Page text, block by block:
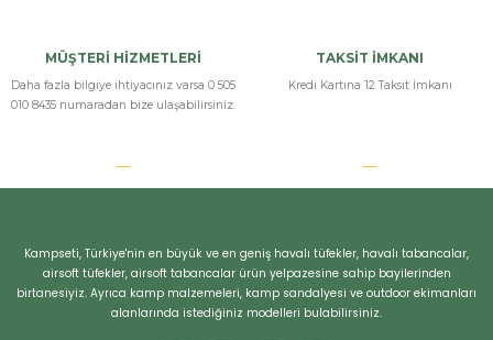
MÜŞTERİ HİZMETLERİ
Daha fazla bilgiye ihtiyacınız varsa 0 505
010 8435 numaradan bize ulaşabilirsiniz.
TAKSİT İMKANI
Kredi Kartına 12 Taksit İmkanı
Kampseti, Türkiye'nin en büyük ve en geniş havalı tüfekler, havalı tabancalar,
airsoft tüfekler, airsoft tabancalar ürün yelpazesine sahip bayilerinden
birtanesiyiz. Ayrıca kamp malzemeleri, kamp sandalyesi ve outdoor ekimanları
alanlarında istediğiniz modelleri bulabilirsiniz.
Bizi Arayın